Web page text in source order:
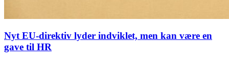
Nyt EU-direktiv lyder indviklet, men kan være en
gave til HR